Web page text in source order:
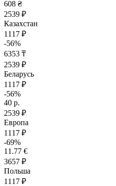
608 ₴
2539 ₽
Казахстан
1117 ₽
-56%
6353 ₸
2539 ₽
Беларусь
1117 ₽
-56%
40 р.
2539 ₽
Европа
1117 ₽
-69%
11.77 €
3657 ₽
Польша
1117 ₽